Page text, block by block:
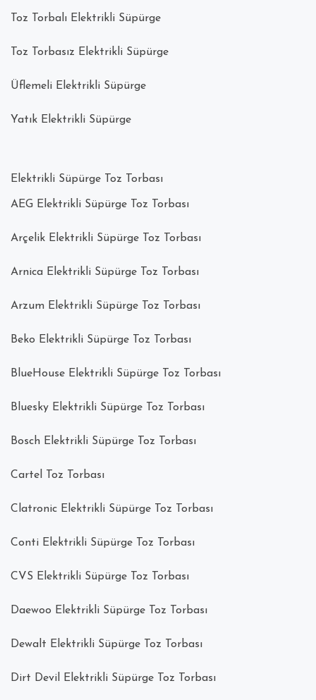
Toz Torbalı Elektrikli Süpürge
Toz Torbasız Elektrikli Süpürge
Üflemeli Elektrikli Süpürge
Yatık Elektrikli Süpürge
Elektrikli Süpürge Toz Torbası
AEG Elektrikli Süpürge Toz Torbası
Arçelik Elektrikli Süpürge Toz Torbası
Arnica Elektrikli Süpürge Toz Torbası
Arzum Elektrikli Süpürge Toz Torbası
Beko Elektrikli Süpürge Toz Torbası
BlueHouse Elektrikli Süpürge Toz Torbası
Bluesky Elektrikli Süpürge Toz Torbası
Bosch Elektrikli Süpürge Toz Torbası
Cartel Toz Torbası
Clatronic Elektrikli Süpürge Toz Torbası
Conti Elektrikli Süpürge Toz Torbası
CVS Elektrikli Süpürge Toz Torbası
Daewoo Elektrikli Süpürge Toz Torbası
Dewalt Elektrikli Süpürge Toz Torbası
Dirt Devil Elektrikli Süpürge Toz Torbası